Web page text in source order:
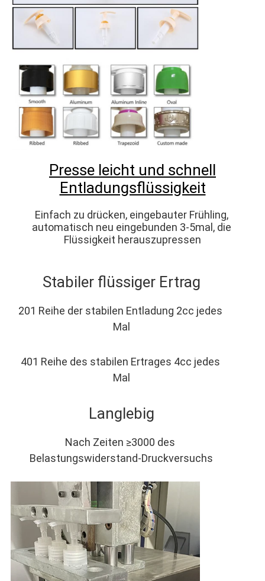
Presse leicht und schnell
Entladungsflüssigkeit
Einfach zu drücken, eingebauter Frühling,
automatisch neu eingebunden 3-5mal, die
Flüssigkeit herauszupressen
Stabiler flüssiger Ertrag
201 Reihe der stabilen Entladung 2cc jedes
Mal
401 Reihe des stabilen Ertrages 4cc jedes
Mal
Langlebig
Nach Zeiten ≥3000 des
Belastungswiderstand-Druckversuchs